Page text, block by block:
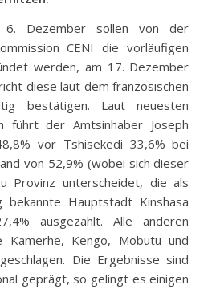
6. Dezember sollen von der
CENI die vorläufigen
werden, am 17. Dezember
diese laut dem französischen
bestätigen. Laut neuesten
führt der Amtsinhaber Joseph
vor Tshisekedi 33,6% bei
von 52,9% (wobei sich dieser
Provinz unterscheidet, die als
bekannte Hauptstadt Kinshasa
ausgezählt. Alle anderen
Kamerhe, Kengo, Mobutu und
Die Ergebnisse sind
geprägt, so gelingt es einigen